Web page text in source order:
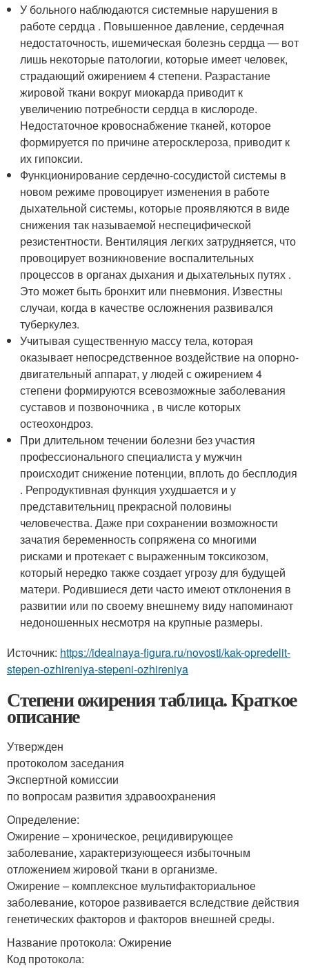
У больного наблюдаются системные нарушения в
работе сердца . Повышенное давление, сердечная
недостаточность, ишемическая болезнь сердца — вот
лишь некоторые патологии, которые имеет человек,
страдающий ожирением 4 степени. Разрастание
жировой ткани вокруг миокарда приводит к
увеличению потребности сердца в кислороде.
Недостаточное кровоснабжение тканей, которое
формируется по причине атеросклероза, приводит к
их гипоксии.
Функционирование сердечно-сосудистой системы в
новом режиме провоцирует изменения в работе
дыхательной системы, которые проявляются в виде
снижения так называемой неспецифической
резистентности. Вентиляция легких затрудняется, что
провоцирует возникновение воспалительных
процессов в органах дыхания и дыхательных путях .
Это может быть бронхит или пневмония. Известны
случаи, когда в качестве осложнения развивался
туберкулез.
Учитывая существенную массу тела, которая
оказывает непосредственное воздействие на опорно-
двигательный аппарат, у людей с ожирением 4
степени формируются всевозможные заболевания
суставов и позвоночника , в числе которых
остеохондроз.
При длительном течении болезни без участия
профессионального специалиста у мужчин
происходит снижение потенции, вплоть до бесплодия
. Репродуктивная функция ухудшается и у
представительниц прекрасной половины
человечества. Даже при сохранении возможности
зачатия беременность сопряжена со многими
рисками и протекает с выраженным токсикозом,
который нередко также создает угрозу для будущей
матери. Родившиеся дети часто имеют отклонения в
развитии или по своему внешнему виду напоминают
недоношенных несмотря на крупные размеры.
Источник: https://idealnaya-figura.ru/novosti/kak-opredelit-
stepen-ozhireniya-stepeni-ozhireniya
Степени ожирения таблица. Краткое
описание
Утвержден
протоколом заседания
Экспертной комиссии
по вопросам развития здравоохранения
Определение:
Ожирение – хроническое, рецидивирующее
заболевание, характеризующееся избыточным
отложением жировой ткани в организме.
Ожирение – комплексное мультифакториальное
заболевание, которое развивается вследствие действия
генетических факторов и факторов внешней среды.
Название протокола: Ожирение
Код протокола: